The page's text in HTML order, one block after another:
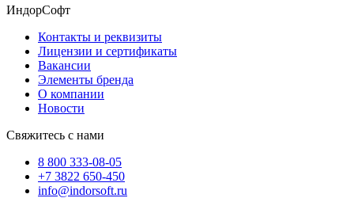
ИндорСофт
Контакты и реквизиты
Лицензии и сертификаты
Вакансии
Элементы бренда
О компании
Новости
Свяжитесь с нами
8 800 333-08-05
+7 3822 650-450
info@indorsoft.ru